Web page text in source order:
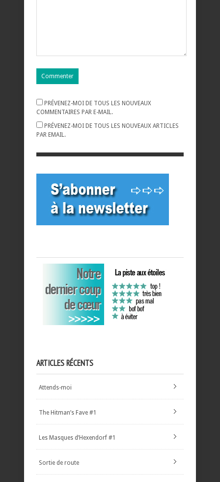
PRÉVENEZ-MOI DE TOUS LES NOUVEAUX
COMMENTAIRES PAR E-MAIL.
PRÉVENEZ-MOI DE TOUS LES NOUVEAUX ARTICLES
PAR EMAIL.
ARTICLES RÉCENTS
Attends-moi
The Hitman’s Fave #1
Les Masques d’Hexendorf #1
Sortie de route